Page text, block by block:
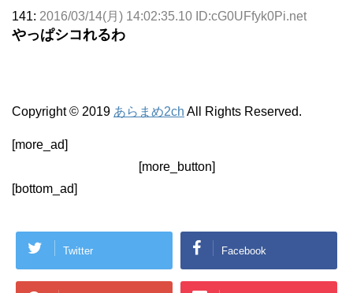
141: 2016/03/14(月) 14:02:35.10 ID:cG0UFfyk0Pi.net
やっぱシコれるわ
Copyright © 2019 あらまめ2ch All Rights Reserved.
[more_ad]
[more_button]
[bottom_ad]
Twitter Facebook